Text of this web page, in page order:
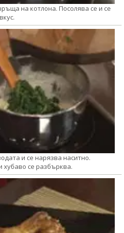
на котлона. Посолява се и се
и се нарязва наситно.
хубаво се разбърква.